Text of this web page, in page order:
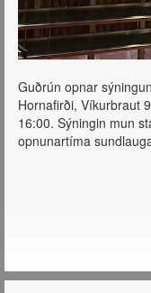
Guðrún opnar
Hornafirði, Víkurbraut
16:00. Sýningin mun
opnunartíma